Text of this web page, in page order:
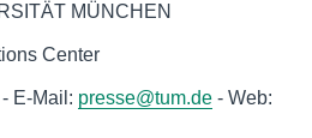
MÜNCHEN
Center
E-Mail: presse@tum.de - Web: